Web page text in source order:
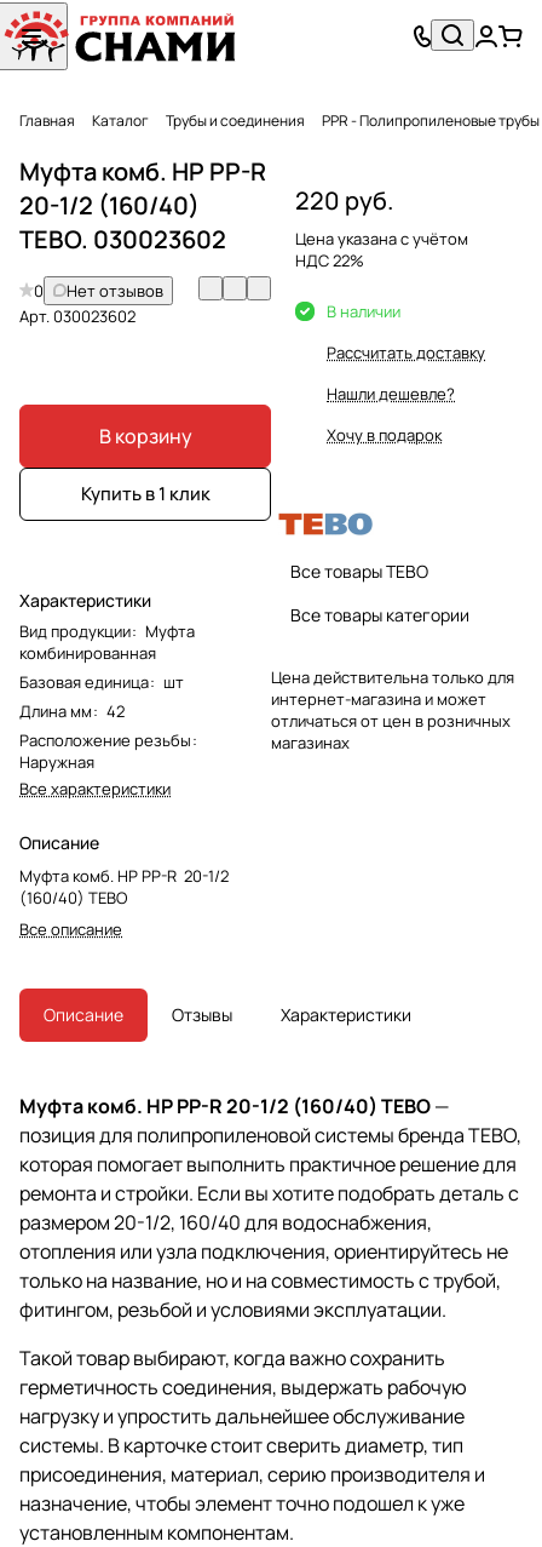
Главная Каталог Трубы и соединения PPR - Полипропиленовые
Муфта комб. НР PP-R
20-1/2 (160/40)
TEBO. 030023602
0
Нет отзывов
Арт.030023602
В корзину
Купить в 1 клик
Характеристики
Вид продукции: Муфта
комбинированная
Базовая единица: шт
Длина мм: 42
Расположение резьбы:
Наружная
Все характеристики
Описание
Муфта комб. НР PP-R 20-1/2
(160/40) TEBO
Все описание
220 руб.
Цена указана с учётом
НДС 22%
В наличии
Рассчитать доставку
Нашли дешевле?
Хочу в подарок
Все товары TEBO
Все товары категории
Цена действительна только для
интернет-магазина и может
отличаться от цен в розничных
магазинах
Описание Отзывы Характеристики
Муфта комб. НР PP-R 20-1/2 (160/40) TEBO—
позиция для полипропиленовой системы бренда TEBO,
которая помогает выполнить практичное решение для
ремонта и стройки. Если вы хотите подобрать деталь с
размером 20-1/2, 160/40 для водоснабжения,
отопления или узла подключения, ориентируйтесь не
только на название, но и на совместимость с трубой,
фитингом, резьбой и условиями эксплуатации.
Такой товар выбирают, когда важно сохранить
герметичность соединения, выдержать рабочую
нагрузку и упростить дальнейшее обслуживание
системы. В карточке стоит сверить диаметр, тип
присоединения, материал, серию производителя и
назначение, чтобы элемент точно подошел к уже
установленным компонентам.